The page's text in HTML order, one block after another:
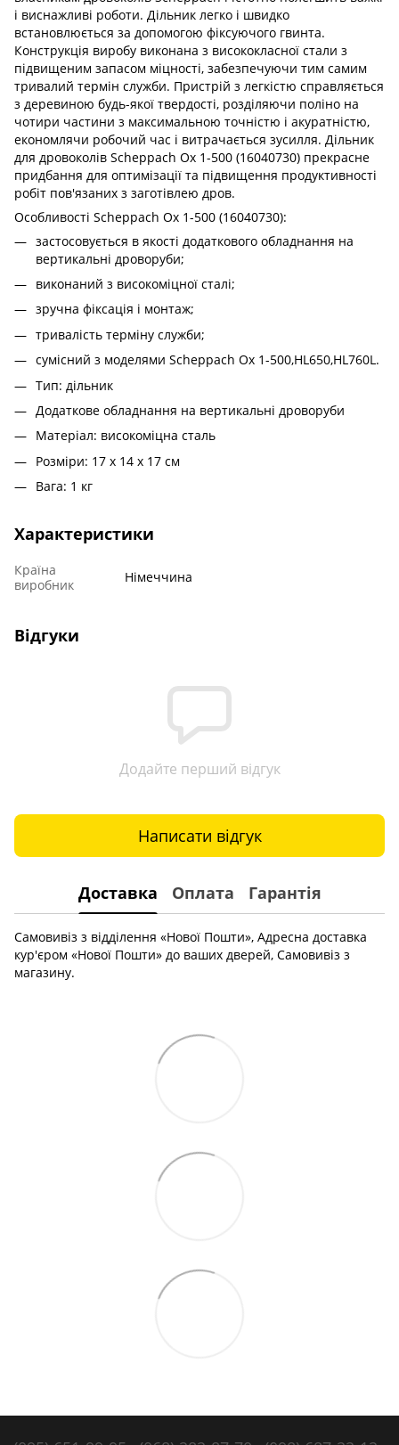
і виснажливі роботи. Дільник легко і швидко
встановлюється за допомогою фіксуючого гвинта.
Конструкція виробу виконана з висококласної стали з
підвищеним запасом міцності, забезпечуючи тим самим
тривалий термін служби. Пристрій з легкістю справляється
з деревиною будь-якої твердості, розділяючи поліно на
чотири частини з максимальною точністю і акуратністю,
економлячи робочий час і витрачається зусилля. Дільник
для дровоколів Scheppach Ox 1-500 (16040730) прекрасне
придбання для оптимізації та підвищення продуктивності
робіт пов'язаних з заготівлею дров.
Особливості Scheppach Ox 1-500 (16040730):
застосовується в якості додаткового обладнання на
вертикальні дроворуби;
виконаний з високоміцної сталі;
зручна фіксація і монтаж;
тривалість терміну служби;
сумісний з моделями Scheppach Ox 1-500,HL650,HL760L.
Тип: дільник
Додаткове обладнання на вертикальні дроворуби
Матеріал: високоміцна сталь
Розміри: 17 x 14 x 17 см
Вага: 1 кг
Характеристики
Країна
виробник
Німеччина
Відгуки
Додайте перший відгук
Написати відгук
Доставка Оплата Гарантія
Самовивіз з відділення «Нової Пошти», Адресна доставка
кур'єром «Нової Пошти» до ваших дверей, Самовивіз з
магазину.